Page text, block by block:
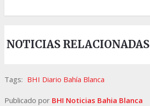
NOTICIAS RELACIONADAS
Tags: BHI Diario Bahía Blanca
Publicado por BHI Noticias Bahia Blanca